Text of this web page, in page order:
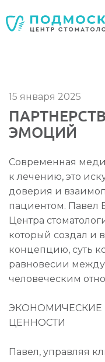
150040 ,Россия ,
15 января 2025
ЭМОЦИЙ
150040,Россия,
+7 4852 74-45-45
150040,Россия,
+7 4852 74-45-45
Современная
к лечению, это
доверия и
пациентом. Павел
Центра
который создал и
концепцию, суть
равновесии
человеческим
ЦЕННОСТИ
Павел, управляя